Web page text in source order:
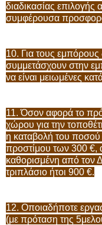
διαδικασίας επιλογής
συμφέρουσα
10. Για τους
συμμετάσχουν στην
να είναι μειωμένες
11. Όσον αφορά το
χώρου για την
η καταβολή του
προστίμου των 300 €,
καθορισμένη από τον
τριπλάσιο ήτοι 900 €.
12. Οποιαδήποτε
(με πρόταση της